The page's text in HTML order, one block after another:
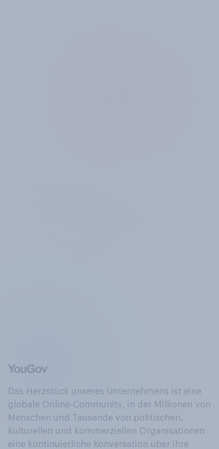
Das Herzstück unseres Unternehmens ist eine
globale Online-Community, in der Millionen von
Menschen und Tausende von politischen,
kulturellen und kommerziellen Organisationen
eine kontinuierliche Konversation über ihre